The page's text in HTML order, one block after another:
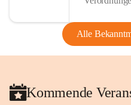
Alle
Kommende